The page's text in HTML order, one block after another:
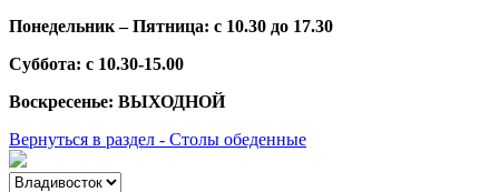
Понедельник – Пятница: с 10.30 до 17.30
Суббота: с 10.30-15.00
Воскресенье: ВЫХОДНОЙ
Вернуться в раздел - Столы обеденные